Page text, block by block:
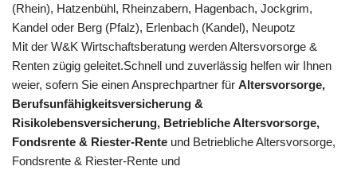
(Rhein), Hatzenbühl, Rheinzabern, Hagenbach, Jockgrim,
Kandel oder Berg (Pfalz), Erlenbach (Kandel), Neupotz
Mit der W&K Wirtschaftsberatung werden Altersvorsorge &
Renten zügig geleitet.Schnell und zuverlässig helfen wir Ihnen
weier, sofern Sie einen Ansprechpartner für Altersvorsorge,
Berufsunfähigkeitsversicherung &
Risikolebensversicherung, Betriebliche Altersvorsorge,
Fondsrente & Riester-Rente und Betriebliche Altersvorsorge,
Fondsrente & Riester-Rente und